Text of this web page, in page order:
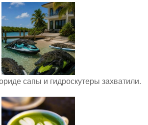
сапы и гидроскутеры захватили.